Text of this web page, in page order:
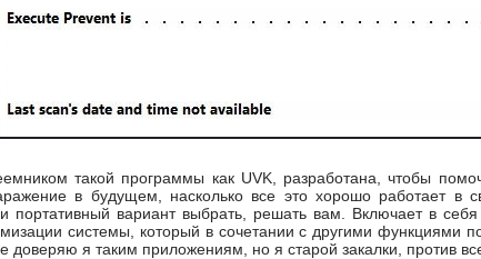
такой программы как UVK, разработана, чтобы
в будущем, насколько все это хорошо работает в
вариант выбрать, решать вам. Включает в
системы, который в сочетании с другими функциями
доверяю я таким приложениям, но я старой закалки, против